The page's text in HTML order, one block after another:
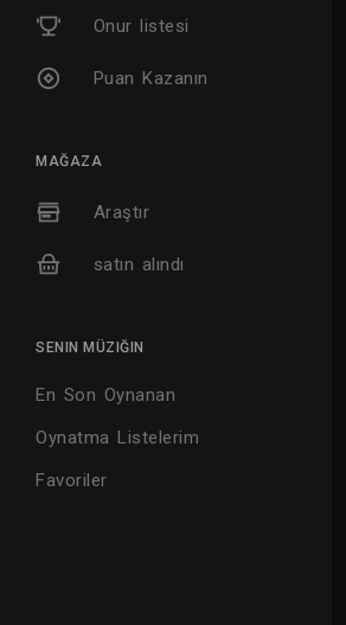
Onur listesi
Puan Kazanın
MAĞAZA
Araştır
satın alındı
SENIN MÜZIĞIN
En Son Oynanan
Oynatma Listelerim
Favoriler